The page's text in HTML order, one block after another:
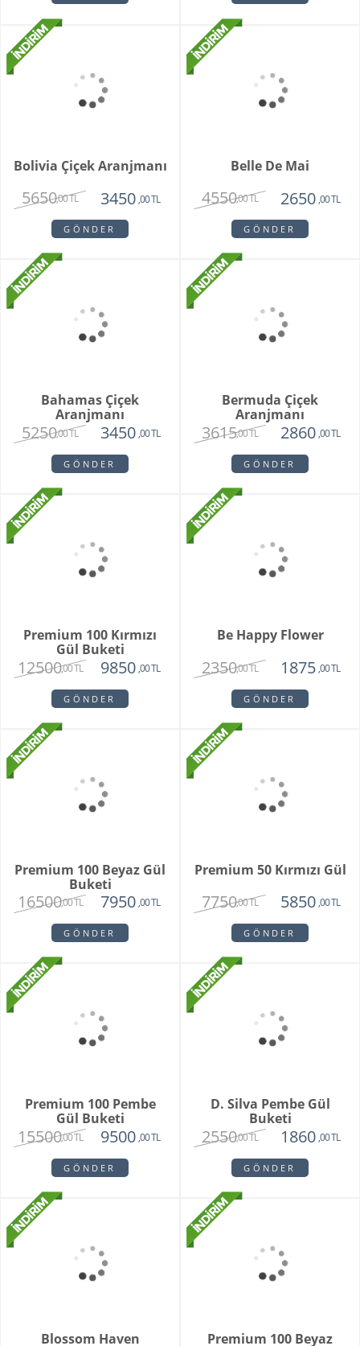
Bolivia Çiçek Aranjmanı
5650,00 TL 3450 ,00 TL
GÖNDER
Belle De Mai
4550
Bahamas Çiçek
Aranjmanı
5250
Bermuda Çiçek
Aranjmanı
3615
Premium 100 Kırmızı
Gül Buketi
12500
Be Happy Flower
2350
Premium 100 Beyaz Gül
16500
Premium 50 Kırmızı Gül
7750
Premium 100 Pembe
Gül Buketi
15500
D. Silva Pembe Gül
Buketi